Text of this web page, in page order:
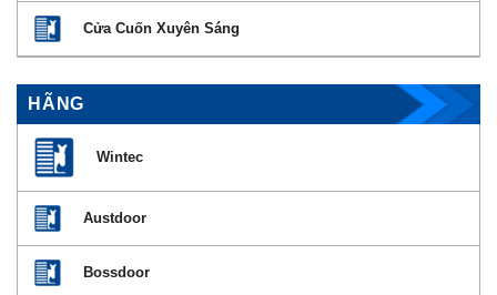
Cửa Cuốn Xuyên Sáng
HÃNG
Wintec
Austdoor
Bossdoor